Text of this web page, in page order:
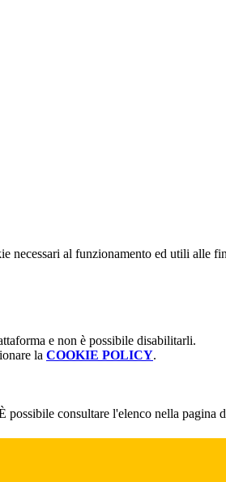
necessari al funzionamento ed utili alle
e non è possibile disabilitarli.
la COOKIE POLICY.
possibile consultare l'elenco nella pagina